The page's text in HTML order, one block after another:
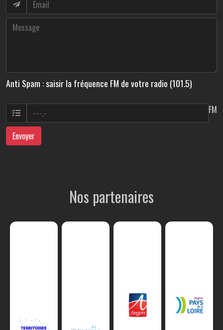
Anti Spam : saisir la fréquence FM de votre radio (101.5)
FM
Envoyer
Nos partenaires